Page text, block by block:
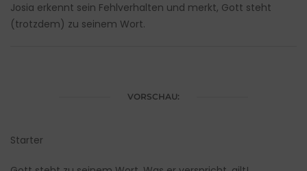
Josia erkennt sein Fehlverhalten und merkt, Gott steht
(trotzdem) zu seinem Wort.
VORSCHAU:
Starter